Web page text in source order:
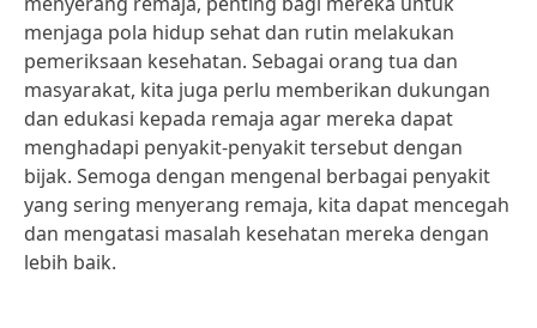
menjaga pola hidup sehat dan rutin melakukan
pemeriksaan kesehatan. Sebagai orang tua dan
masyarakat, kita juga perlu memberikan dukungan
dan edukasi kepada remaja agar mereka dapat
menghadapi penyakit-penyakit tersebut dengan
bijak. Semoga dengan mengenal berbagai penyakit
yang sering menyerang remaja, kita dapat mencegah
dan mengatasi masalah kesehatan mereka dengan
lebih baik.